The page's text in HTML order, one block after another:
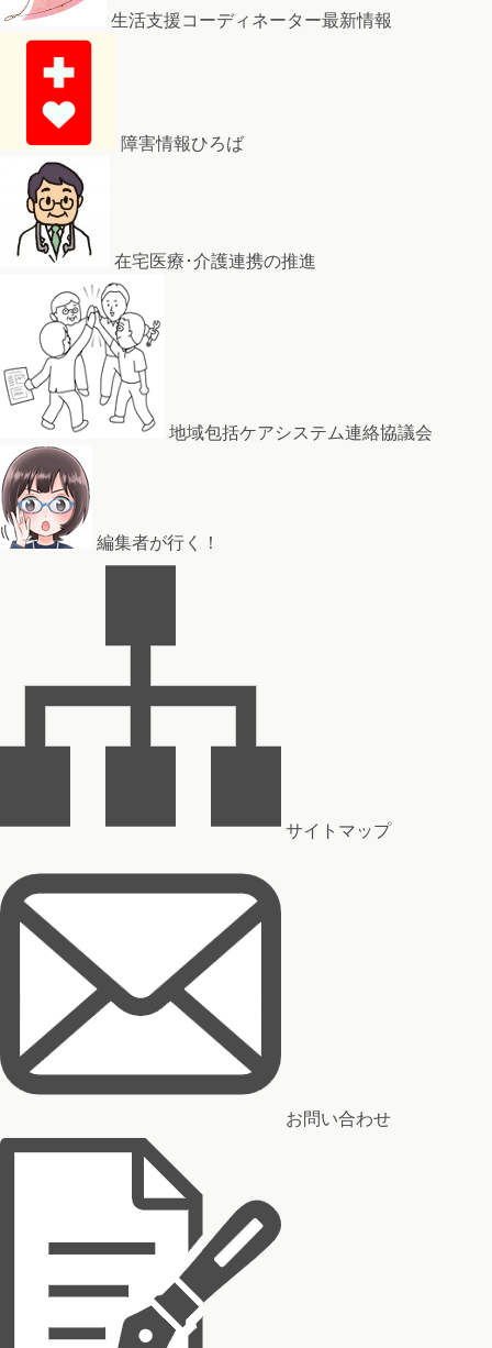
生活支援コーディネーター最新情報
障害情報ひろば
在宅医療･介護連携の推進
地域包括ケアシステム連絡協議会
編集者が行く！
サイトマップ
お問い合わせ